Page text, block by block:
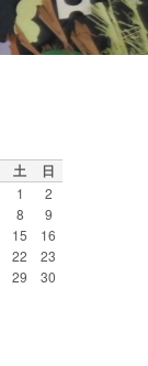
土 日
1
2
8
9
15
16
22
23
29
30